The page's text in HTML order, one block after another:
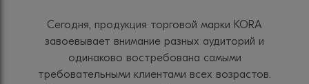
Сегодня, продукция торговой марки KORA
завоевывает внимание разных аудиторий и
одинаково востребована самыми
требовательными клиентами всех возрастов.